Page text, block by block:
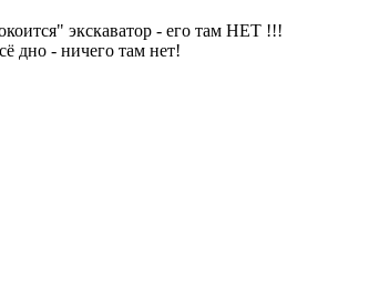
экскаватор - его там НЕТ !!!
дно - ничего там нет!